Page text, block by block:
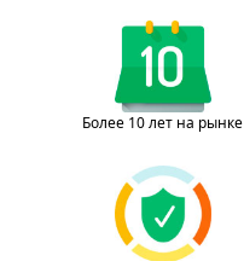
Более 10 лет на рынке